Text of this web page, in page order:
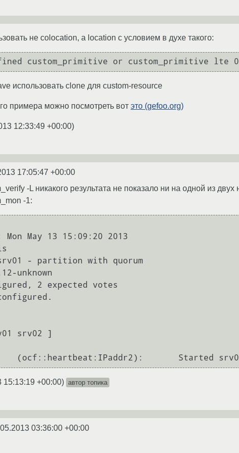
не colocation, а location c условием в духе такого:
custom_primitive or custom_primitive lte 0
использовать clone для custom-resource
примера можно посмотреть вот это (gefoo.org)
12:33:49 +00:00)
17:05:47 +00:00
-L никакого результата не показало ни на одной из двух
-1:
May 13 15:09:20 2013
- partition with quorum
unknown
2 expected votes
srv02 ]
15:13:19 +00:00) автор топика
03:36:00 +00:00